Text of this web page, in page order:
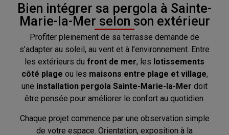
Bien intégrer sa pergola à Sainte-
Marie-la-Mer selon son extérieur
Profiter pleinement de sa terrasse demande de
s’adapter au soleil, au vent et à l’environnement. Entre
les extérieurs du front de mer, les lotissements
côté plage ou les maisons entre plage et village,
une installation pergola Sainte-Marie-la-Mer doit
être pensée pour améliorer le confort au quotidien.
Chaque projet commence par une observation simple
de votre espace. Orientation, exposition à la